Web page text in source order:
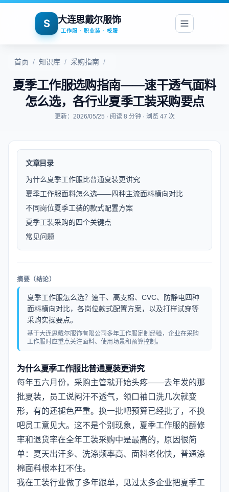
S 大连思戴尔服饰
工作服 · 职业装 · 校服
首页 / 知识库 / 采购指南 /
夏季工作服选购指南——速干透气面料
怎么选，各行业夏季工装采购要点
更新：2026/05/25 · 阅读 8 分钟 · 浏览 47 次
文章目录
为什么夏季工作服比普通夏装更讲究
夏季工作服面料怎么选——四种主流面料横向对比
不同岗位夏季工装的款式配置方案
夏季工装采购的四个关键点
常见问题
摘要（结论）
夏季工作服怎么选？速干、高支棉、CVC、防静电四种
面料横向对比，各岗位款式配置方案，以及打样试穿等
采购实操要点。
基于大连思戴尔服饰有限公司多年工作服定制经验，企业在采购
工作服时应重点关注面料、使用场景和预算控制。
为什么夏季工作服比普通夏装更讲究
每年五六月份，采购主管就开始头疼——去年发的那
批夏装，员工说闷汗不透气，领口袖口洗几次就变
形，有的还褪色严重。换一批吧预算已经批了，不换
吧员工意见大。这不是个别现象，夏季工作服的翻修
率和退货率在全年工装采购中是最高的，原因很简
单：夏天出汗多、洗涤频率高、面料老化快，普通涤
棉面料根本扛不住。
我在工装行业做了多年跟单，见过太多企业把夏季工